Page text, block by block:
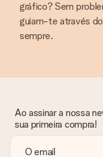
gráfico? Sem
guiam-te através
sempre.
Ao assinar a nossa
sua primeira compra!